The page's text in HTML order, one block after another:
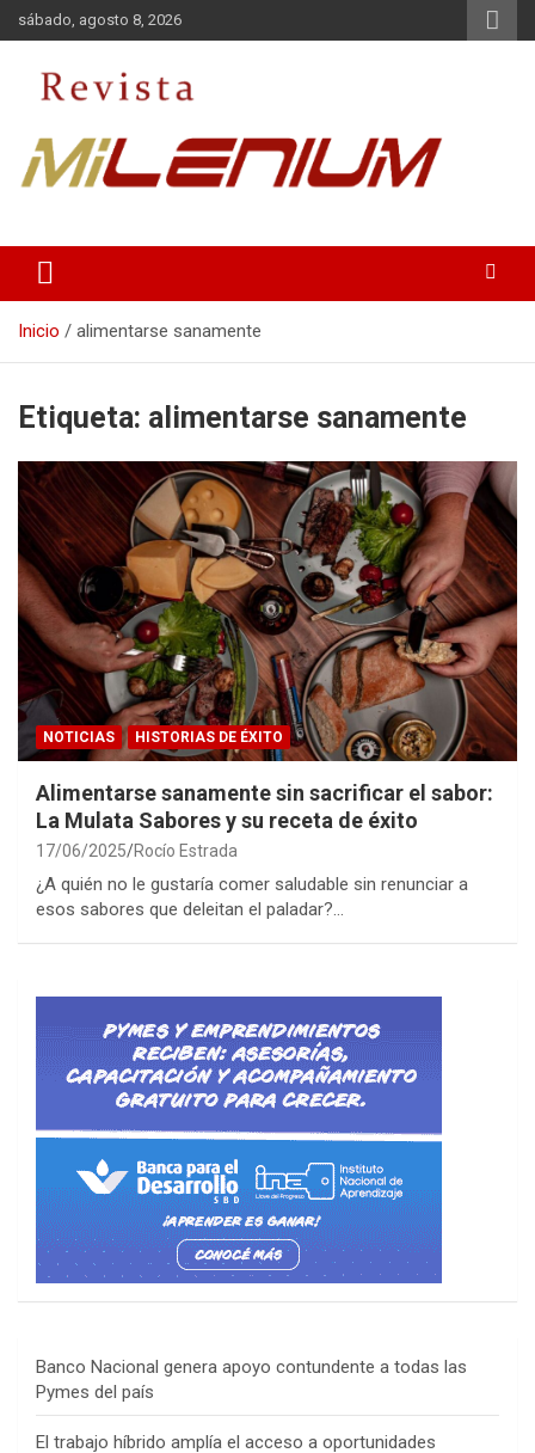
Saltar
al
sábado, agosto 8, 2026
Inicio alimentarse sanamente
Etiqueta: alimentarse sanamente
NOTICIAS HISTORIAS DE ÉXITO
Alimentarse sanamente sin sacrificar el sabor:
La Mulata Sabores y su receta de éxito
17/06/2025 Rocío Estrada
¿A quién no le gustaría comer saludable sin renunciar a
esos sabores que deleitan el paladar?…
Banco Nacional genera apoyo contundente a todas las
Pymes del país
El trabajo híbrido amplía el acceso a oportunidades